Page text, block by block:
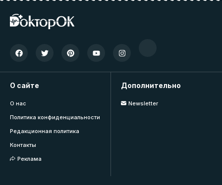
О сайте
О нас
Политика конфиденциальности
Редакционная политика
Контакты
Реклама
Дополнительно
Newsletter